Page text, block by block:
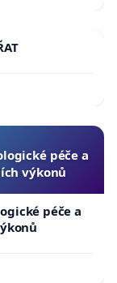
péče a
výkonů
péče a